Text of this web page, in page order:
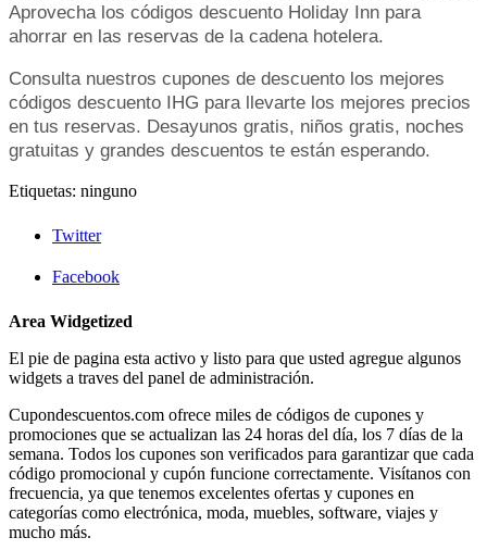
Aprovecha los códigos descuento Holiday Inn para
ahorrar en las reservas de la cadena hotelera.
Consulta nuestros cupones de descuento los mejores
códigos descuento IHG para llevarte los mejores precios
en tus reservas. Desayunos gratis, niños gratis, noches
gratuitas y grandes descuentos te están esperando.
Etiquetas: ninguno
Twitter
Facebook
Area Widgetized
El pie de pagina esta activo y listo para que usted agregue algunos
widgets a traves del panel de administración.
Cupondescuentos.com ofrece miles de códigos de cupones y
promociones que se actualizan las 24 horas del día, los 7 días de la
semana. Todos los cupones son verificados para garantizar que cada
código promocional y cupón funcione correctamente. Visítanos con
frecuencia, ya que tenemos excelentes ofertas y cupones en
categorías como electrónica, moda, muebles, software, viajes y
mucho más.